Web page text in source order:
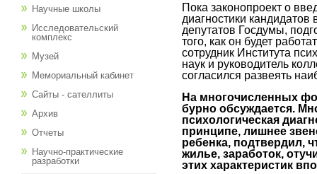
Пока законопроект о
диагностики
депутатов Госдумы,
того, как он будет
сотрудник Института
наук и руководитель
согласился развеять
На многочисленных
бурно обсуждается.
психологическая
принципе, лишнее
ребенка, подтвердил,
жилье, заработок,
этих характеристик
Научные школы
Исследовательский
комплекс
Музей
Мемориальный кабинет
Сайты - сателлиты
Архив
Отчеты
Научно-практические
разработки